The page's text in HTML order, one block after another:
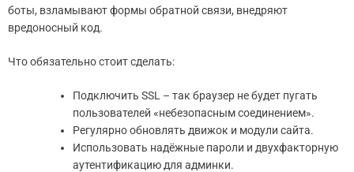
боты, взламывают формы обратной связи, внедряют
вредоносный код.
Что обязательно стоит сделать:
Подключить SSL – так браузер не будет пугать
пользователей «небезопасным соединением».
Регулярно обновлять движок и модули сайта.
Использовать надёжные пароли и двухфакторную
аутентификацию для админки.